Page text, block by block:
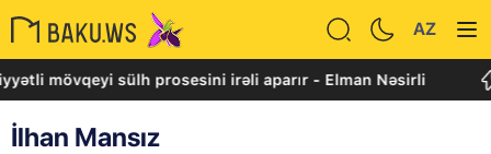
AZ
mövqeyi sülh prosesini irəli aparır - Elman Nəsirli
İlhan Mansız